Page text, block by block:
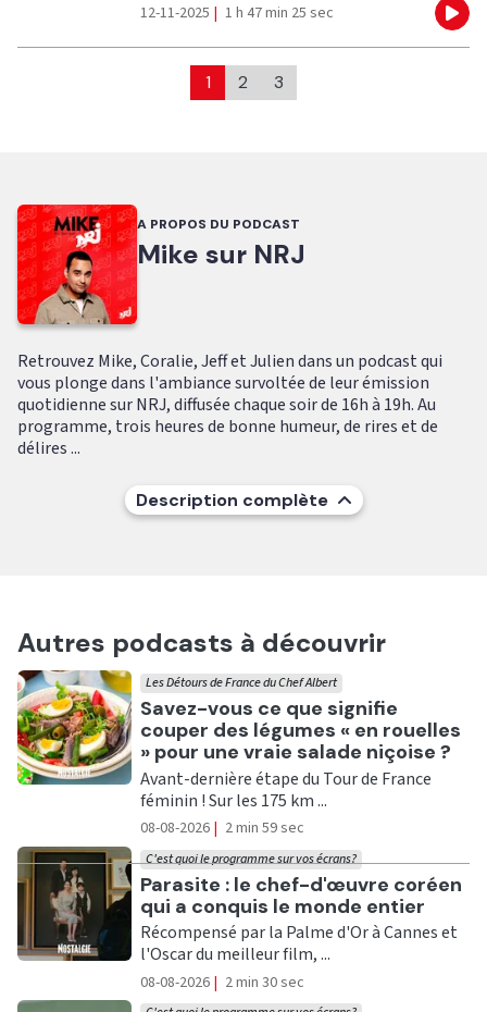
12-11-2025 | 1 h 47 min 25 sec
1 2 3
A PROPOS DU PODCAST
Mike sur NRJ
Retrouvez Mike, Coralie, Jeff et Julien dans un podcast qui
vous plonge dans l'ambiance survoltée de leur émission
quotidienne sur NRJ, diffusée chaque soir de 16h à 19h. Au
programme, trois heures de bonne humeur, de rires et de
délires ...
Description complète
Autres podcasts à découvrir
Ecouter
Savez-vous ce que signifie
couper des légumes « en rouelles
» pour une vraie salade niçoise ?
Les Détours de France du Chef Albert
Avant-dernière étape du Tour de France
féminin ! Sur les 175 km ...
08-08-2026 | 2 min 59 sec
Ecouter
Parasite : le chef-d'œuvre coréen
qui a conquis le monde entier
C'est quoi le programme sur vos écrans?
Récompensé par la Palme d'Or à Cannes et
l'Oscar du meilleur film, ...
08-08-2026 | 2 min 30 sec